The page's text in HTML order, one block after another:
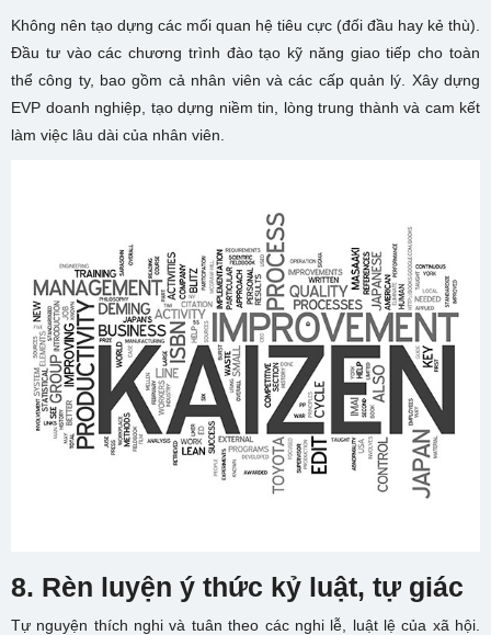
Không nên tạo dựng các mối quan hệ tiêu cực (đối đầu hay kẻ thù).
Đầu tư vào các chương trình đào tạo kỹ năng giao tiếp cho toàn
thể công ty, bao gồm cả nhân viên và các cấp quản lý. Xây dựng
EVP doanh nghiệp, tạo dựng niềm tin, lòng trung thành và cam kết
làm việc lâu dài của nhân viên.
8. Rèn luyện ý thức kỷ luật, tự giác
Tự nguyện thích nghi và tuân theo các nghi lễ, luật lệ của xã hội.